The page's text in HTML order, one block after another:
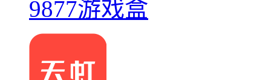
9877游戏盒